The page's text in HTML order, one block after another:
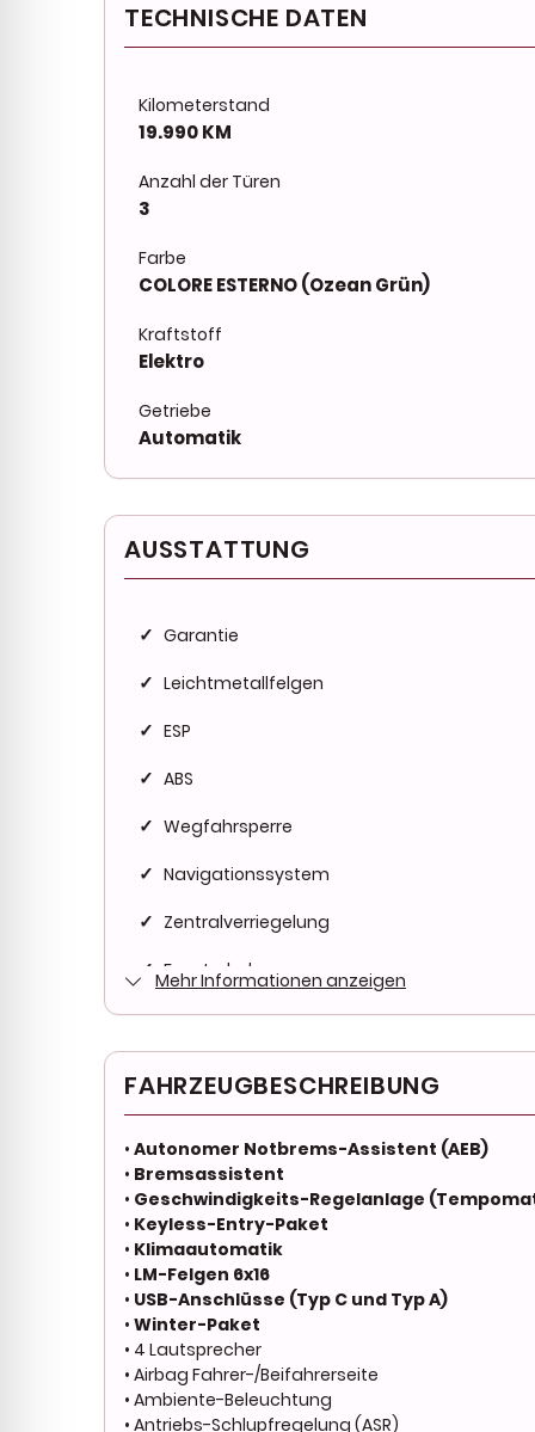
TECHNISCHE DATEN
Kilometerstand
19.990 KM
Anzahl der Türen
3
Farbe
COLORE ESTERNO (Ozean Grün)
Kraftstoff
Elektro
Getriebe
Automatik
AUSSTATTUNG
✓ Garantie
✓ Leichtmetallfelgen
✓ ESP
✓ ABS
✓ Wegfahrsperre
✓ Navigationssystem
✓ Zentralverriegelung
✓ Fensterheber
✓ Servolenkung
✓ Ebs
✓ Sitzheizung
✓ Elektrische Außenspiegel
✓ Bluetooth
✓ Bordcomputer
✓ Elektrische Sitzverstellung
✓ Freisprecheinrichtung
Mehr Informationen anzeigen
FAHRZEUGBESCHREIBUNG
• Autonomer Notbrems-Assistent (AEB)
• Bremsassistent
• Geschwindigkeits-Regelanlage
• Keyless-Entry-Paket
• Klimaautomatik
• LM-Felgen 6x16
• USB-Anschlüsse (Typ C und Typ A)
• Winter-Paket
• 4 Lautsprecher
• Airbag Fahrer-/Beifahrerseite
• Ambiente-Beleuchtung
• Antriebs-Schlupfregelung (ASR)